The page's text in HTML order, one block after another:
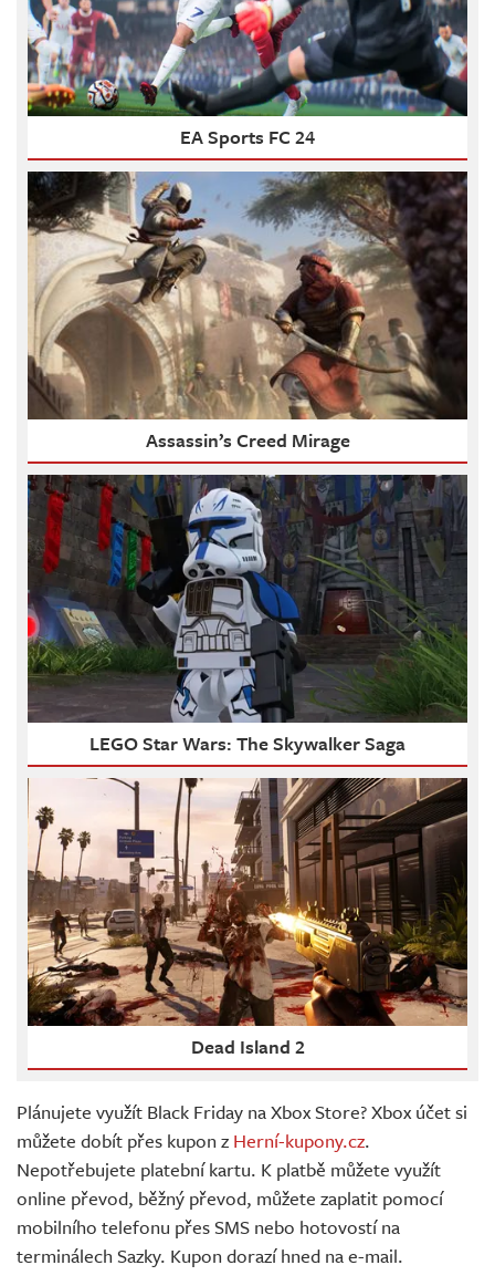
EA Sports FC 24
Assassin’s Creed Mirage
LEGO Star Wars: The Skywalker Saga
Dead Island 2
Plánujete využít Black Friday na Xbox Store? Xbox účet si
můžete dobít přes kupon z Herní-kupony.cz.
Nepotřebujete platební kartu. K platbě můžete využít
online převod, běžný převod, můžete zaplatit pomocí
mobilního telefonu přes SMS nebo hotovostí na
terminálech Sazky. Kupon dorazí hned na e-mail.